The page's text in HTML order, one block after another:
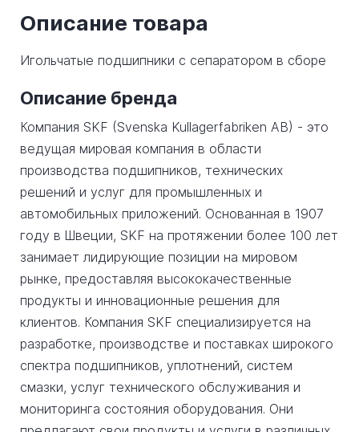
Описание товара
Игольчатые подшипники с сепаратором в сборе
Описание бренда
Компания SKF (Svenska Kullagerfabriken AB) - это
ведущая мировая компания в области
производства подшипников, технических
решений и услуг для промышленных и
автомобильных приложений. Основанная в 1907
году в Швеции, SKF на протяжении более 100 лет
занимает лидирующие позиции на мировом
рынке, предоставляя высококачественные
продукты и инновационные решения для
клиентов. Компания SKF специализируется на
разработке, производстве и поставках широкого
спектра подшипников, уплотнений, систем
смазки, услуг технического обслуживания и
мониторинга состояния оборудования. Они